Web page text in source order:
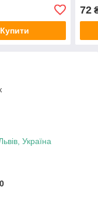
Купити
72
Україна